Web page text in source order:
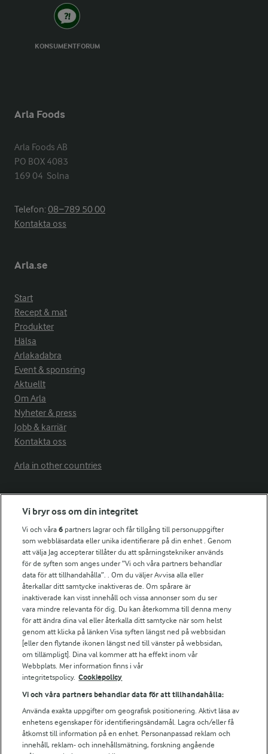
KONSUMENTFORUM
Arla Foods
Arla Foods AB
PO BOX 4083
169 04  Solna
Telefon:08−789 50 00
Kontakta oss
Arla.se
Start
Recept & mat
Produkter
Hälsa
Arlakadabra
Event & sponsring
Aktuellt
Om Arla
Nyheter & press
Jobb & karriär
Kontakta oss
Arla in other countries
Fler Arlasajter
För ägare
Arlas kundportal
Arla.com
Falbygdens Ost
Arla webbshop
Bildbank
Följ oss
Vi bryr oss om din integritet
Vi och våra6 partners lagrar och får tillgång till personuppgifter
som webbläsardata eller unika identifierare på din enhet . Genom
att välja Jag accepterar tillåter du att spårningstekniker används
för de syften som anges under ”Vi och våra partners behandlar
data för att tillhandahålla”. . Om du väljer Avvisa alla eller
återkallar ditt samtycke inaktiveras de. Om spårare är
inaktiverade kan visst innehåll och vissa annonser som du ser
vara mindre relevanta för dig. Du kan återkomma till denna meny
för att ändra dina val eller återkalla ditt samtycke när som helst
genom att klicka på länken Visa syften längst ned på webbsidan
[eller den flytande ikonen längst ned till vänster på webbsidan,
om tillämpligt]. Dina val kommer att ha effekt inom vår
Webbplats. Mer information finns i vår
integritetspolicy. Cookiepolicy
Vi och våra partners behandlar data för att tillhandahålla:
Använda exakta uppgifter om geografisk positionering. Aktivt läsa av
enhetens egenskaper för identifieringsändamål. Lagra och/eller få
åtkomst till information på en enhet. Personanpassad reklam och
innehåll, reklam- och innehållsmätning, forskning angående